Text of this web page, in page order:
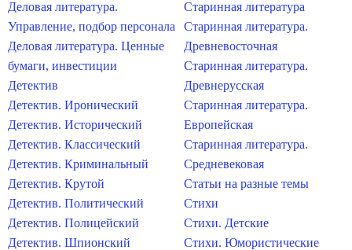
Деловая литература.
Управление, подбор персонала
Деловая литература. Ценные
бумаги, инвестиции
Детектив
Детектив. Иронический
Детектив. Исторический
Детектив. Классический
Детектив. Криминальный
Детектив. Крутой
Детектив. Политический
Детектив. Полицейский
Детектив. Шпионский
Старинная литература
Старинная литература.
Древневосточная
Старинная литература.
Древнерусская
Старинная литература.
Европейская
Старинная литература.
Средневековая
Статьи на разные темы
Стихи
Стихи. Детские
Стихи. Юмористические